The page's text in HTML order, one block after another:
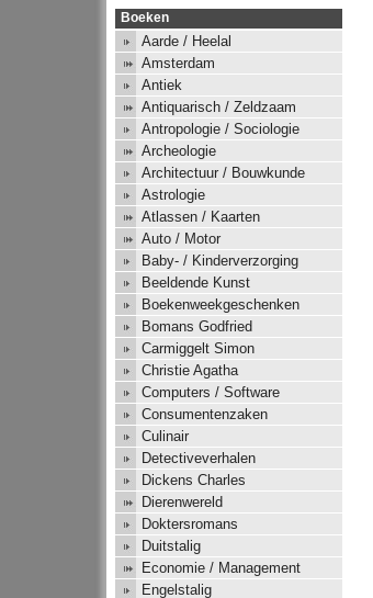
Boeken
Aarde / Heelal
Amsterdam
Antiek
Antiquarisch / Zeldzaam
Antropologie / Sociologie
Archeologie
Architectuur / Bouwkunde
Astrologie
Atlassen / Kaarten
Auto / Motor
Baby- / Kinderverzorging
Beeldende Kunst
Boekenweekgeschenken
Bomans Godfried
Carmiggelt Simon
Christie Agatha
Computers / Software
Consumentenzaken
Culinair
Detectiveverhalen
Dickens Charles
Dierenwereld
Doktersromans
Duitstalig
Economie / Management
Engelstalig